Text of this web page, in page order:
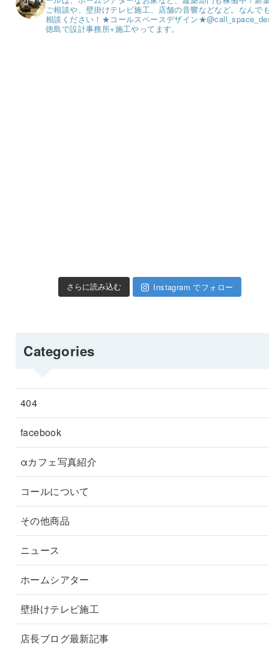
ご相談や、壁掛けテレビ施工、店舗の音響などなど。 なんで
相談ください！ ★コールスペースデザイン★
徳島で設計事務所+施工やってます。
さらに読み込む Instagram でフォロー
Categories
404
facebook
αカフェ写真紹介
コールについて
その他商品
ニュース
ホームシアター
壁掛けテレビ施工
店長ブログ最新記事